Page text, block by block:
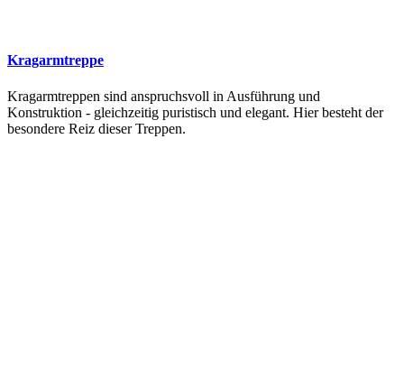
Kragarmtreppe
Kragarmtreppen sind anspruchsvoll in Ausführung und
Konstruktion - gleichzeitig puristisch und elegant. Hier besteht der
besondere Reiz dieser Treppen.